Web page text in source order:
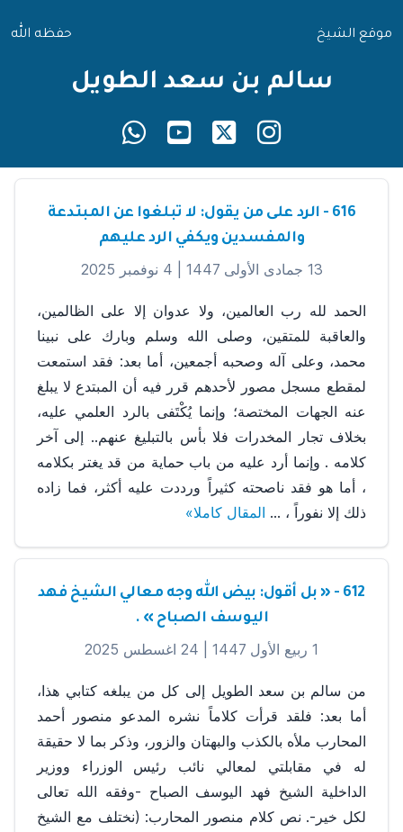
موقع الشيخ حفظه الله
سالم بن سعد الطويل
616 - الرد على من يقول: لا تبلغوا عن المبتدعة
والمفسدين ويكفي الرد عليهم
13 جمادى الأولى 1447 | 4 نوفمبر 2025
الحمد لله رب العالمين، ولا عدوان إلا على الظالمين،
والعاقبة للمتقين، وصلى الله وسلم وبارك على نبينا
محمد، وعلى آله وصحبه أجمعين، أما بعد: فقد استمعت
لمقطع مسجل مصور لأحدهم قرر فيه أن المبتدع لا يبلغ
عنه الجهات المختصة؛ وإنما يُكْتَفى بالرد العلمي عليه،
بخلاف تجار المخدرات فلا بأس بالتبليغ عنهم.. إلى آخر
كلامه . وإنما أرد عليه من باب حماية من قد يغتر بكلامه
، أما هو فقد ناصحته كثيراً ورددت عليه أكثر، فما زاده
ذلك إلا نفوراً ، ... المقال كاملا»
612 - « بل أقول: بيض الله وجه معالي الشيخ فهد
اليوسف الصباح » .
1 ربيع الأول 1447 | 24 اغسطس 2025
من سالم بن سعد الطويل إلى كل من يبلغه كتابي هذا،
أما بعد: فلقد قرأت كلاماً نشره المدعو منصور أحمد
المحارب ملأه بالكذب والبهتان والزور، وذكر بما لا حقيقة
له في مقابلتي لمعالي نائب رئيس الوزراء ووزير
الداخلية الشيخ فهد اليوسف الصباح -وفقه الله تعالى
لكل خير-. نص كلام منصور المحارب: (نختلف مع الشيخ